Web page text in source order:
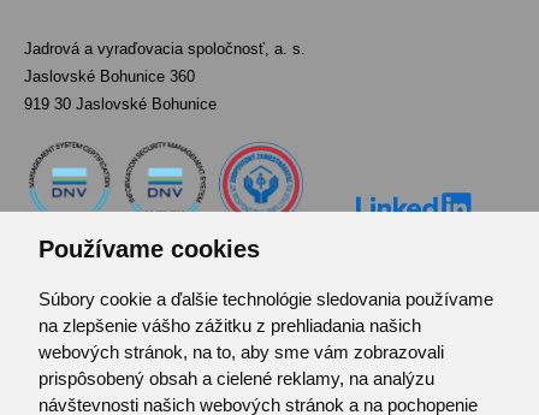
Používame cookies
Súbory cookie a ďalšie technológie sledovania používame
na zlepšenie vášho zážitku z prehliadania našich
webových stránok, na to, aby sme vám zobrazovali
prispôsobený obsah a cielené reklamy, na analýzu
návštevnosti našich webových stránok a na pochopenie
Jadrová a vyraďovacia spoločnosť, a. s.
Jaslovské Bohunice 360
919 30 Jaslovské Bohunice
Kontakt
Pozvánka do infocentra
Zoznam použitých skratiek
Mapa stránok